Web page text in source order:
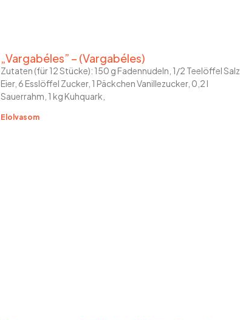
„Vargabéles” – (Vargabéles)
Zutaten (für 12 Stücke): 150 g Fadennudeln, 1/2 Teelöffel
Eier, 6 Esslöffel Zucker, 1 Päckchen Vanillezucker, 0,2 l
Sauerrahm, 1 kg Kuhquark,
Elolvasom